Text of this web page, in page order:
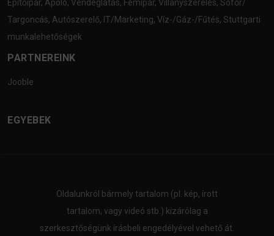
Építőipar, Ápoló, Vendéglátás, Fémipar, Villanyszerelés, Sofőr/
Targoncás, Autószerelő, IT/Marketing, Víz-/Gáz-/Fűtés, Stuttgarti
munkalehetőségek
PARTNEREINK
Jooble
EGYEBEK
Oldalunkról bármely tartalom (pl. kép, írott
tartalom, vagy videó stb.) kizárólag a
szerkesztőségünk írásbeli engedélyével vehető át.